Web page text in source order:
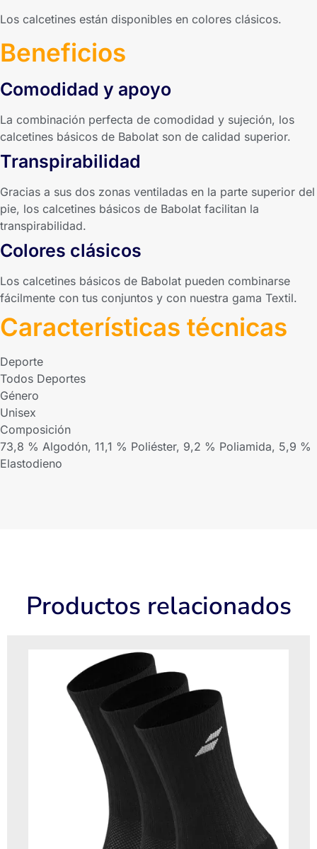
Los calcetines están disponibles en colores clásicos.
Beneficios
Comodidad y apoyo
La combinación perfecta de comodidad y sujeción, los
calcetines básicos de Babolat son de calidad superior.
Transpirabilidad
Gracias a sus dos zonas ventiladas en la parte superior del
pie, los calcetines básicos de Babolat facilitan la
transpirabilidad.
Colores clásicos
Los calcetines básicos de Babolat pueden combinarse
fácilmente con tus conjuntos y con nuestra gama Textil.
Características técnicas
Deporte
Todos Deportes
Género
Unisex
Composición
73,8 % Algodón, 11,1 % Poliéster, 9,2 % Poliamida, 5,9 %
Elastodieno
Productos relacionados